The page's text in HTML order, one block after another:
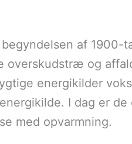
af 1900-
overskudstræ og
energikilder
I dag er de
med opvarmning.